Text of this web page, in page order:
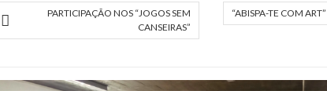
IMG_20170831_113410
PARTICIPAÇÃO NOS “JOGOS SEM
CANSEIRAS”
“ABISPA-TE COM ART”